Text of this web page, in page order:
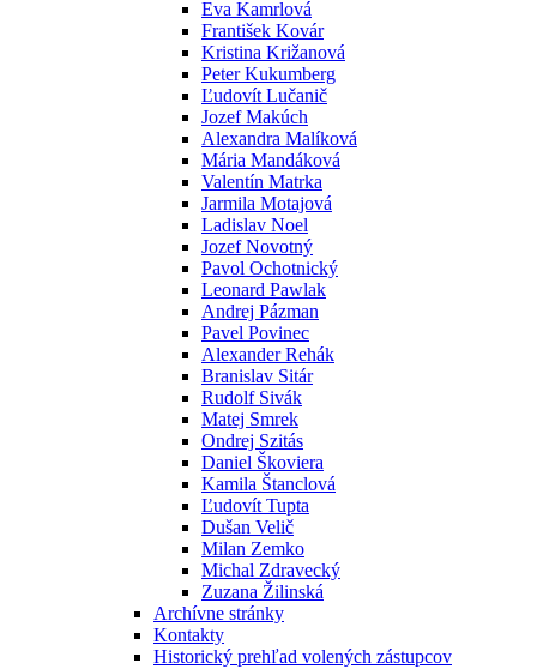
Eva Kamrlová
František Kovár
Kristina Križanová
Peter Kukumberg
Ľudovít Lučanič
Jozef Makúch
Alexandra Malíková
Mária Mandáková
Valentín Matrka
Jarmila Motajová
Ladislav Noel
Jozef Novotný
Pavol Ochotnický
Leonard Pawlak
Andrej Pázman
Pavel Povinec
Alexander Rehák
Branislav Sitár
Rudolf Sivák
Matej Smrek
Ondrej Szitás
Daniel Škoviera
Kamila Štanclová
Ľudovít Tupta
Dušan Velič
Milan Zemko
Michal Zdravecký
Zuzana Žilinská
Archívne stránky
Kontakty
Historický prehľad volených zástupcov